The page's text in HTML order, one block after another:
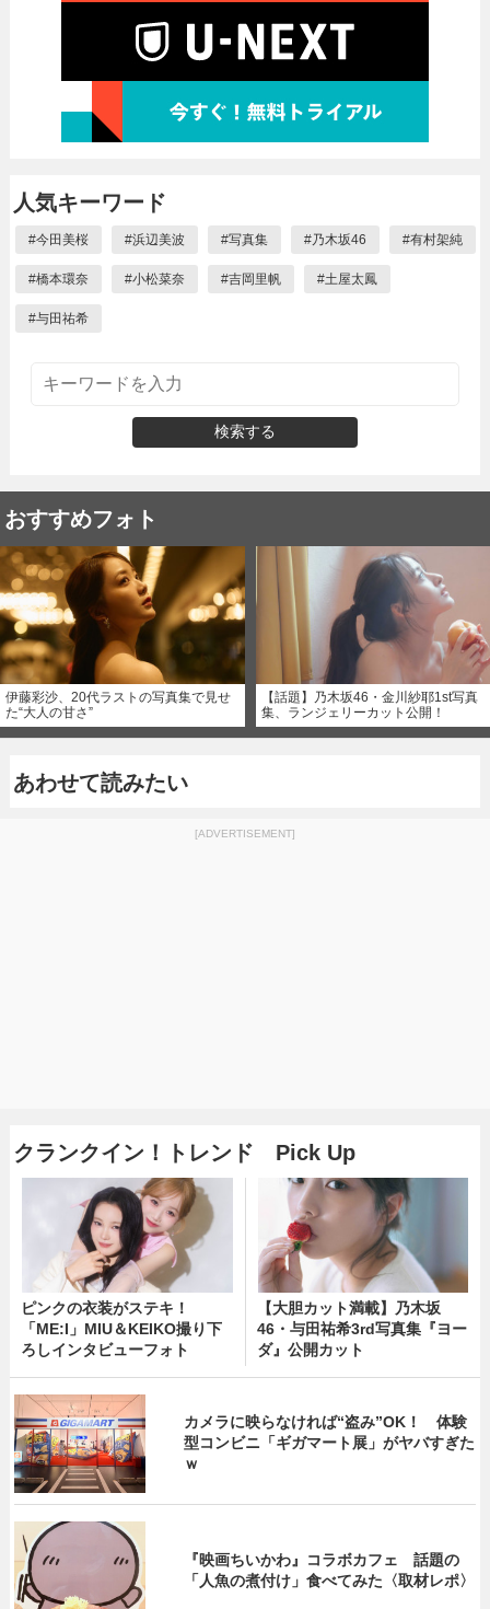
人気キーワード
#今田美桜 #浜辺美波 #写真集 #乃木坂46 #有村架純
#橋本環奈 #小松菜奈 #吉岡里帆 #土屋太鳳
#与田祐希
検索する
おすすめフォト
伊藤彩沙、20代ラストの写真集で見せ
た“大人の甘さ”
【話題】乃木坂46・金川紗耶1st写真
集、ランジェリーカット公開！
あわせて読みたい
[ADVERTISEMENT]
クランクイン！トレンド Pick Up
ピンクの衣装がステキ！
「ME:I」MIU＆KEIKO撮り下
ろしインタビューフォト
【大胆カット満載】乃木坂
46・与田祐希3rd写真集『ヨー
ダ』公開カット
カメラに映らなければ“盗み”OK！ 体験
型コンビニ「ギガマート展」がヤバすぎた
ｗ
『映画ちいかわ』コラボカフェ 話題の
「人魚の煮付け」食べてみた〈取材レポ〉